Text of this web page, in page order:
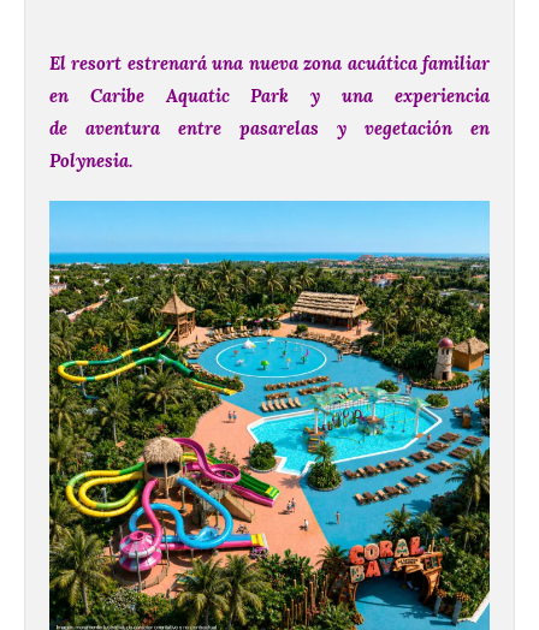
El resort estrenará una nueva zona acuática familiar
en Caribe Aquatic Park y una experiencia
de aventura entre pasarelas y vegetación en
Polynesia.